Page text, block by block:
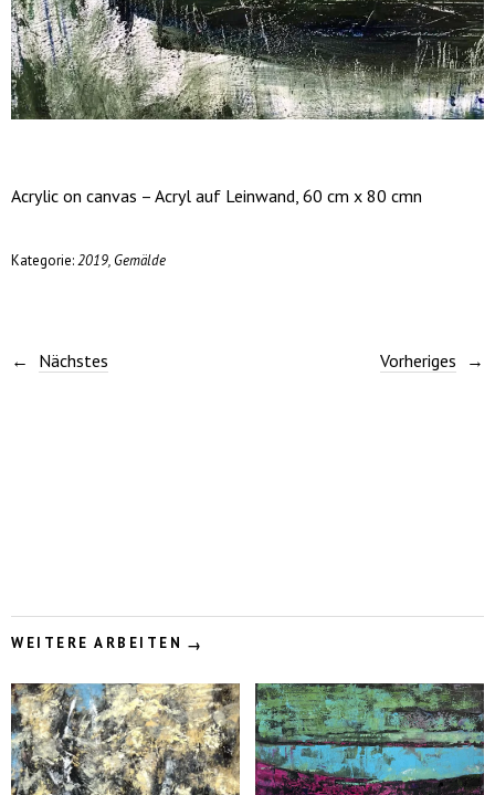
Acrylic on canvas – Acryl auf Leinwand, 60 cm x 80 cmn
Kategorie:2019, Gemälde
Nächstes Vorheriges
WEITERE ARBEITEN